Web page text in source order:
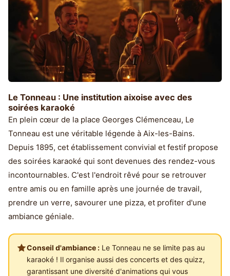
Le Tonneau : Une institution aixoise avec des
soirées karaoké
En plein cœur de la place Georges Clémenceau, Le
Tonneau est une véritable légende à Aix-les-Bains.
Depuis 1895, cet établissement convivial et festif propose
des soirées karaoké qui sont devenues des rendez-vous
incontournables. C'est l'endroit rêvé pour se retrouver
entre amis ou en famille après une journée de travail,
prendre un verre, savourer une pizza, et profiter d'une
ambiance géniale.
Conseil d'ambiance :Le Tonneau ne se limite pas au
karaoké ! Il organise aussi des concerts et des quizz,
garantissant une diversité d'animations qui vous